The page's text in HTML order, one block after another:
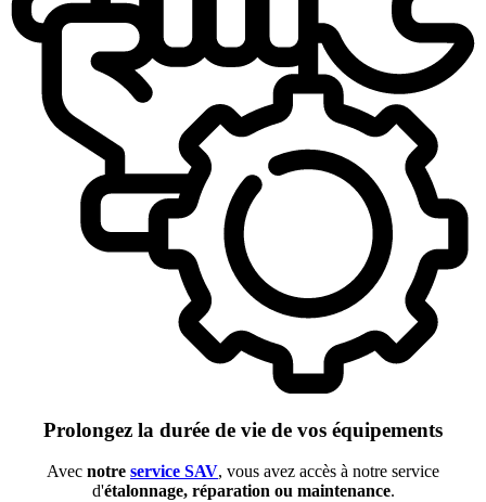
Prolongez la durée de vie de vos équipements
Avec notre service SAV, vous avez accès à notre service
d'étalonnage, réparation ou maintenance.